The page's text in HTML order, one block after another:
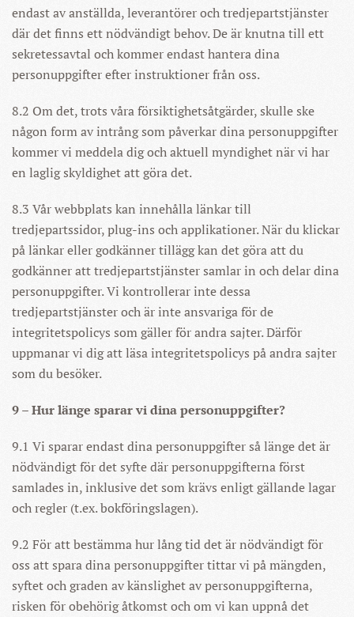
endast av anställda, leverantörer och tredjepartstjänster
där det finns ett nödvändigt behov. De är knutna till ett
sekretessavtal och kommer endast hantera dina
personuppgifter efter instruktioner från oss.
8.2 Om det, trots våra försiktighetsåtgärder, skulle ske
någon form av intrång som påverkar dina personuppgifter
kommer vi meddela dig och aktuell myndighet när vi har
en laglig skyldighet att göra det.
8.3 Vår webbplats kan innehålla länkar till
tredjepartssidor, plug-ins och applikationer. När du klickar
på länkar eller godkänner tillägg kan det göra att du
godkänner att tredjepartstjänster samlar in och delar dina
personuppgifter. Vi kontrollerar inte dessa
tredjepartstjänster och är inte ansvariga för de
integritetspolicys som gäller för andra sajter. Därför
uppmanar vi dig att läsa integritetspolicys på andra sajter
som du besöker.
9 – Hur länge sparar vi dina personuppgifter?
9.1 Vi sparar endast dina personuppgifter så länge det är
nödvändigt för det syfte där personuppgifterna först
samlades in, inklusive det som krävs enligt gällande lagar
och regler (t.ex. bokföringslagen).
9.2 För att bestämma hur lång tid det är nödvändigt för
oss att spara dina personuppgifter tittar vi på mängden,
syftet och graden av känslighet av personuppgifterna,
risken för obehörig åtkomst och om vi kan uppnå det